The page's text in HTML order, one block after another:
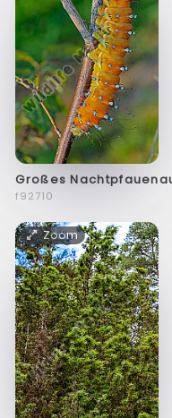
Großes
f92710
Zoom